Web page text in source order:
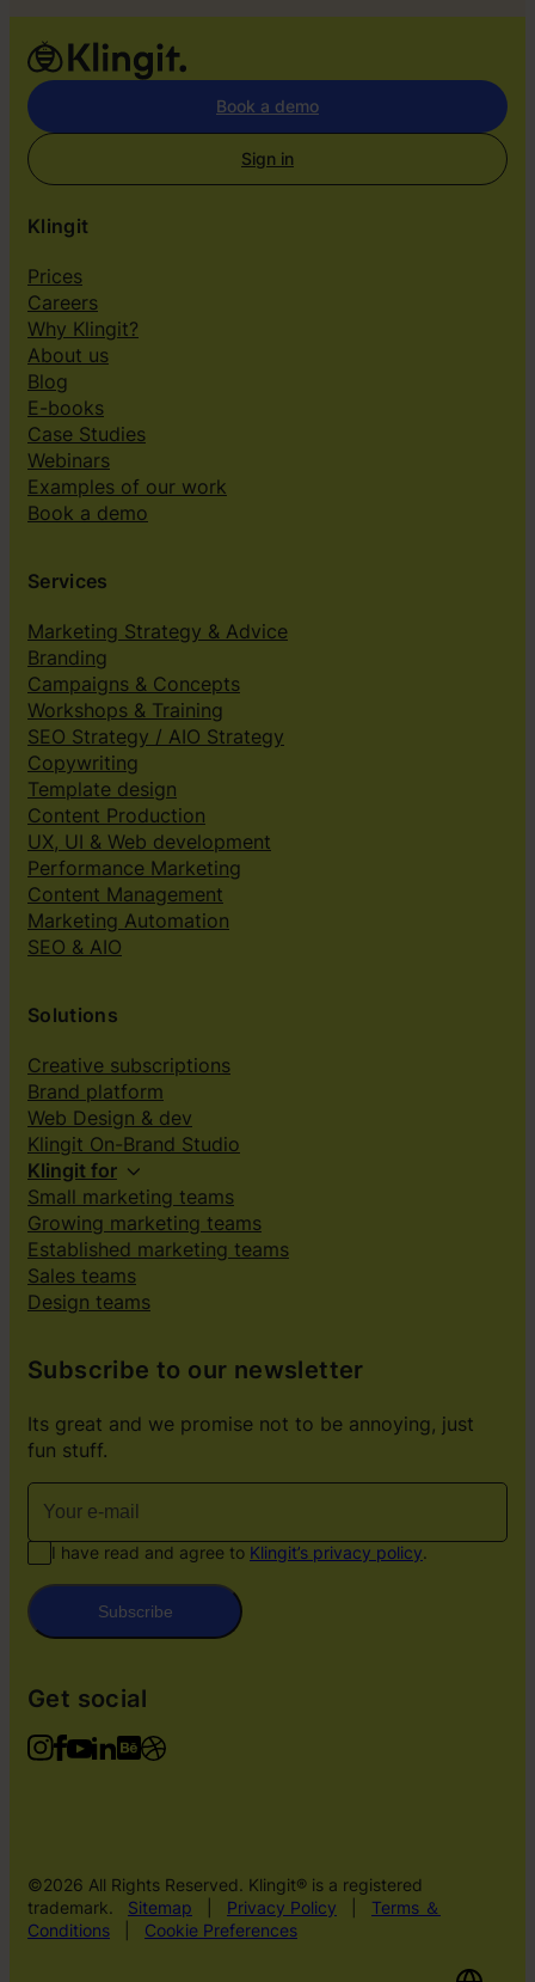
Book a demo
Sign in
Klingit
Prices
Careers
Why Klingit?
About us
Blog
E-books
Case Studies
Webinars
Examples of our work
Book a demo
Services
Marketing Strategy & Advice
Branding
Campaigns & Concepts
Workshops & Training
SEO Strategy / AIO Strategy
Copywriting
Template design
Content Production
UX, UI & Web development
Performance Marketing
Content Management
Marketing Automation
SEO & AIO
Solutions
Creative subscriptions
Brand platform
Web Design & dev
Klingit On-Brand Studio
Klingit for
Small marketing teams
Growing marketing teams
Established marketing teams
Sales teams
Design teams
Subscribe to our newsletter
Its great and we promise not to be annoying, just
fun stuff.
I have read and agree to Klingit’s privacy policy.
Subscribe
Get social
©2026 All Rights Reserved. Klingit® is a registered
trademark.
Sitemap Privacy Policy
Terms ＆
Conditions
Cookie Preferences